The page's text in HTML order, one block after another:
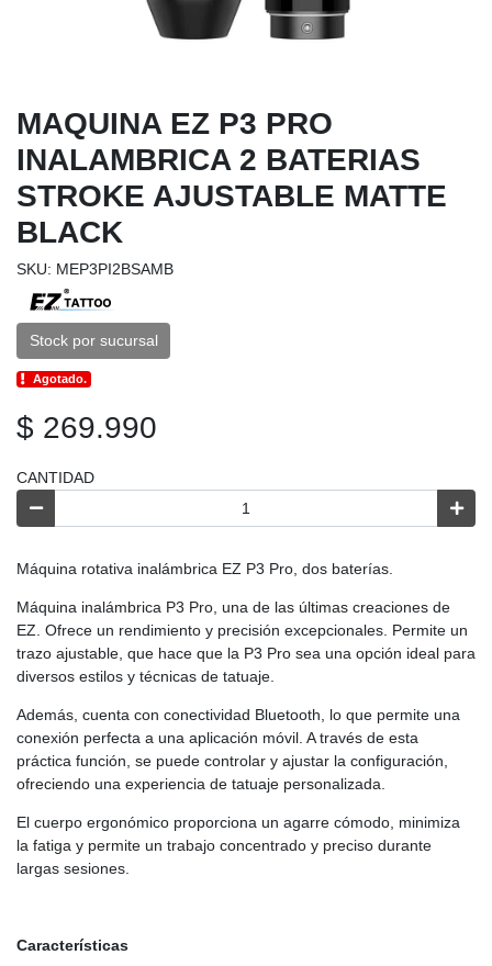
MAQUINA EZ P3 PRO
INALAMBRICA 2 BATERIAS
STROKE AJUSTABLE MATTE
BLACK
SKU: MEP3PI2BSAMB
Stock por sucursal
Agotado.
$ 269.990
CANTIDAD
Máquina rotativa inalámbrica EZ P3 Pro, dos baterías.
Máquina inalámbrica P3 Pro, una de las últimas creaciones de
EZ. Ofrece un rendimiento y precisión excepcionales. Permite un
trazo ajustable, que hace que la P3 Pro sea una opción ideal para
diversos estilos y técnicas de tatuaje.
Además, cuenta con conectividad Bluetooth, lo que permite una
conexión perfecta a una aplicación móvil. A través de esta
práctica función, se puede controlar y ajustar la configuración,
ofreciendo una experiencia de tatuaje personalizada.
El cuerpo ergonómico proporciona un agarre cómodo, minimiza
la fatiga y permite un trabajo concentrado y preciso durante
largas sesiones.
Características